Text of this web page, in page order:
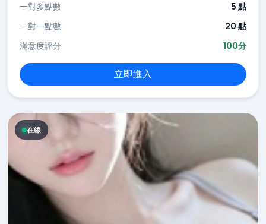
一對多點數
5 點
一對一點數
20 點
滿意度評分
100分
立即進入
在線